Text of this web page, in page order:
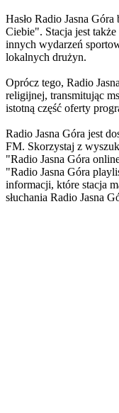
Hasło Radio Jasna
Ciebie". Stacja jest
innych wydarzeń
lokalnych drużyn.
Oprócz tego, Radio
religijnej, transmitując
istotną część oferty
Radio Jasna Góra jest
FM. Skorzystaj z
"Radio Jasna Góra
"Radio Jasna Góra
informacji, które stacja
słuchania Radio Jasna